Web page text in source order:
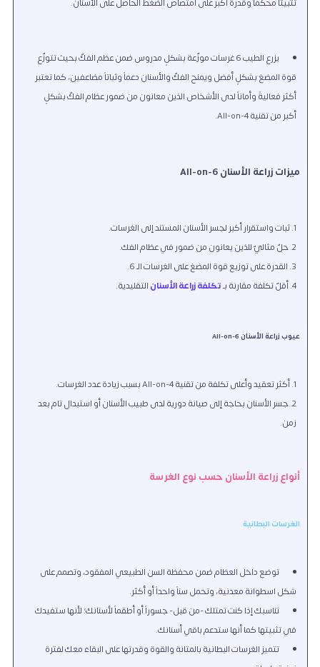
يزرع الطيب 6 غرسات موزّعة بشكلٍ مدروس ضمن عظم الفكّ بحيث تتوزّع
قوة المضغ بشكلٍ أفضل ويمنح الفكّ والأسنان دعماً وثباتاً مضاعفين، كما تعتبر
أكثر فعاليةً وأماناً لدى الأشخاص الذين معانون من ضمور عظام الفكّ بشكلٍ
أكبر من تقنية All-on-4.
ميزات زراعة الأسنان All-on-6
ثبات واستقرار أكبر لجسر الأسنان المستند إلى الغرسات.
حلّ مثاليّ للذين يعانون من ضمور في عظام الفك.
القدرة على توزيع قوة المضغ على الغرسات الـ 6.
أقلّ تكلفة مقارنة بـتكلفة زراعة الأسنانالتقليدية.
عيوب زراعة الأسنان All-on-6
أكثر تعقيد وأعلى تكلفة من تقنية All-on-4 بسبب زيادة عدد الغرسات.
جسر الأسنان بحاجة إلى صيانة دورية لدى طبيب الأسنان أو استبدال تام بعد
زمن.
أنواع زراعة الأسنان حسب نوع الغرسة
الغرسات البطانية
توضع داخل العظام ضمن محفظة السن الطبيعي المفقود، وتصمم على
شكل اسطوانة معدنية، وتحمل سناً واحداً أو أكثر.
تناسبك إذا كنت تمتلك -من قبل- جسوراً أو أطقماً لأسنانك؛ لأنها ستفيدك
في تثبيتها كما أنها ستدعم باقي أسنانك.
تتميز الغرسات البطانية بالمتانة والقوة وقدرتها على البقاء معك لفترة